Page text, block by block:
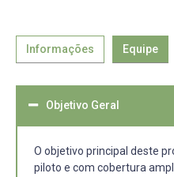
Informações Equipe
Objetivo Geral
O objetivo principal deste
piloto e com cobertura